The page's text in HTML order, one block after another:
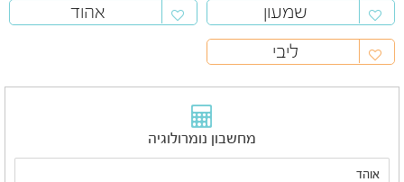
שמעון
אהוד
ליבי
מחשבון נומרולוגיה